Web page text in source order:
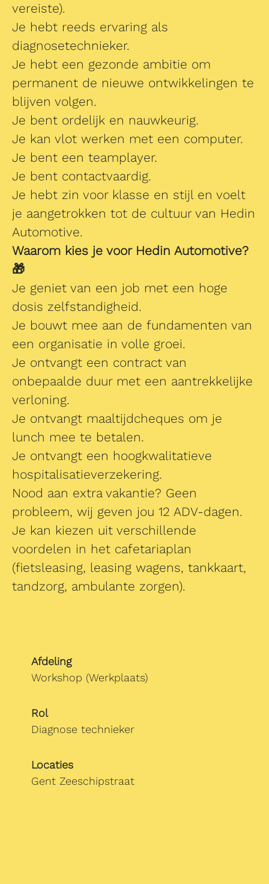
vereiste).
Je hebt reeds ervaring als
diagnosetechnieker.
Je hebt een gezonde ambitie om
permanent de nieuwe ontwikkelingen te
blijven volgen.
Je bent ordelijk en nauwkeurig.
Je kan vlot werken met een computer.
Je bent een teamplayer.
Je bent contactvaardig.
Je hebt zin voor klasse en stijl en voelt
je aangetrokken tot de cultuur van Hedin
Automotive.
Waarom kies je voor Hedin Automotive?
🎁
Je geniet van een job met een hoge
dosis zelfstandigheid.
Je bouwt mee aan de fundamenten van
een organisatie in volle groei.
Je ontvangt een contract van
onbepaalde duur met een aantrekkelijke
verloning.
Je ontvangt maaltijdcheques om je
lunch mee te betalen.
Je ontvangt een hoogkwalitatieve
hospitalisatieverzekering.
Nood aan extra vakantie? Geen
probleem, wij geven jou 12 ADV-dagen.
Je kan kiezen uit verschillende
voordelen in het cafetariaplan
(fietsleasing, leasing wagens, tankkaart,
tandzorg, ambulante zorgen).
Afdeling
Workshop (Werkplaats)
Rol
Diagnose technieker
Locaties
Gent Zeeschipstraat